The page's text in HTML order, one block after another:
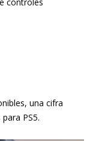
una cifra
PS5.